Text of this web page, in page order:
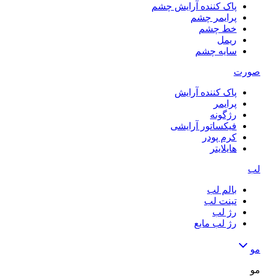
پاک کننده آرایش چشم
پرایمر چشم
خط چشم
ریمل
سایه چشم
صورت
پاک کننده آرایش
پرایمر
رژگونه
فیکساتور آرایشی
کرم پودر
هایلایتر
لب
بالم لب
تینت لب
رژ لب
رژ لب مایع
مو
مو